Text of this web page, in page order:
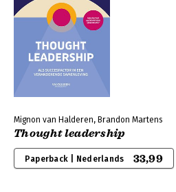
Mignon van Halderen, Brandon Martens
Thought leadership
Paperback | Nederlands 33,99